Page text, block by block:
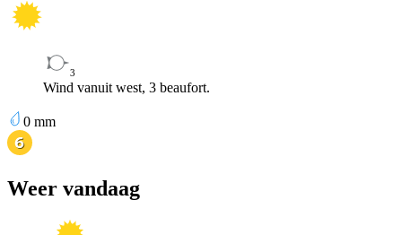
3
Wind vanuit west, 3 beaufort.
0 mm
Weer vandaag